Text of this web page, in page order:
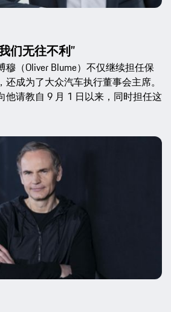
们无往不利”
（Oliver Blume）不仅继续担任保
成为了大众汽车执行董事会主席。
他请教自 9 月 1 日以来，同时担任这